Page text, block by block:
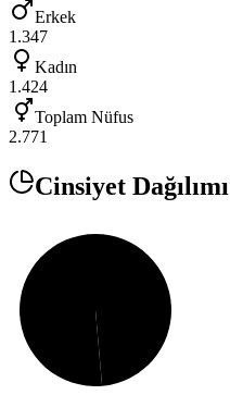
Erkek
1.347
Kadın
1.424
Toplam Nüfus
2.771
Cinsiyet Dağılımı